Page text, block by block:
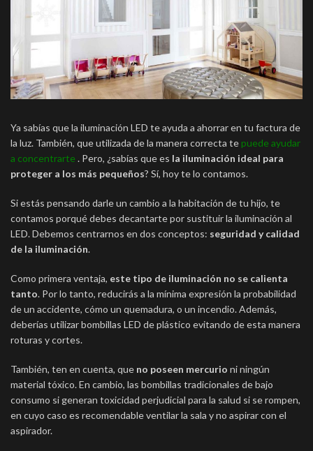
Ya sabías que la iluminación LED te ayuda a ahorrar en tu factura de
la luz. También, que utilizada de la manera correcta te puede ayudar
a concentrarte . Pero, ¿sabías que es la iluminación ideal para
proteger a los más pequeños? Sí, hoy te lo contamos.
Si estás pensando darle un cambio a la habitación de tu hijo, te
contamos porqué debes decantarte por sustituir la iluminación al
LED. Debemos centrarnos en dos conceptos: seguridad y calidad
de la iluminación.
Como primera ventaja, este tipo de iluminación no se calienta
tanto. Por lo tanto, reducirás a la mínima expresión la probabilidad
de un accidente, cómo un quemadura, o un incendio. Además,
deberías utilizar bombillas LED de plástico evitando de esta manera
roturas y cortes.
También, ten en cuenta, que no poseen mercurio ni ningún
material tóxico. En cambio, las bombillas tradicionales de bajo
consumo si generan toxicidad perjudicial para la salud si se rompen,
en cuyo caso es recomendable ventilar la sala y no aspirar con el
aspirador.